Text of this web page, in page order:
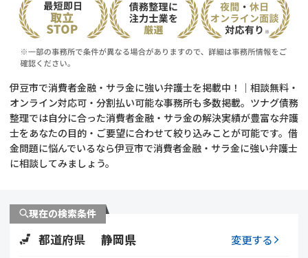
借金返済相談・交渉
時効援用
会社破産・法人破産
費用相場
債務整理
個人再生（民事再生）
伊豆市で消費者金融・サラ金に強い弁護士を掲載中！｜相談無料・
オンライン対応可・分割払い可能な事務所も多数掲載。ツナグ債務
整理では自分に合った消費者金融・サラ金の解決実績が豊富な弁護
士をあなたの目的・ご要望に合わせて絞り込みことが可能です。借
金問題に悩んでいるなら伊豆市で消費者金融・サラ金に強い弁護士
に相談してみましょう。
現在の検索条件
都道府県 静岡県 変更する